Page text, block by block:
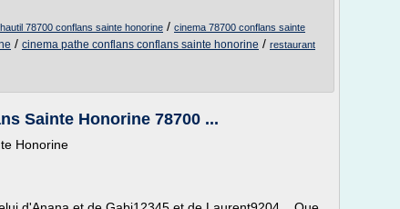
78700 conflans sainte honorine / cinema 78700 conflans sainte
/ cinema pathe conflans conflans sainte honorine / restaurant
Sainte Honorine 78700 ...
Honorine